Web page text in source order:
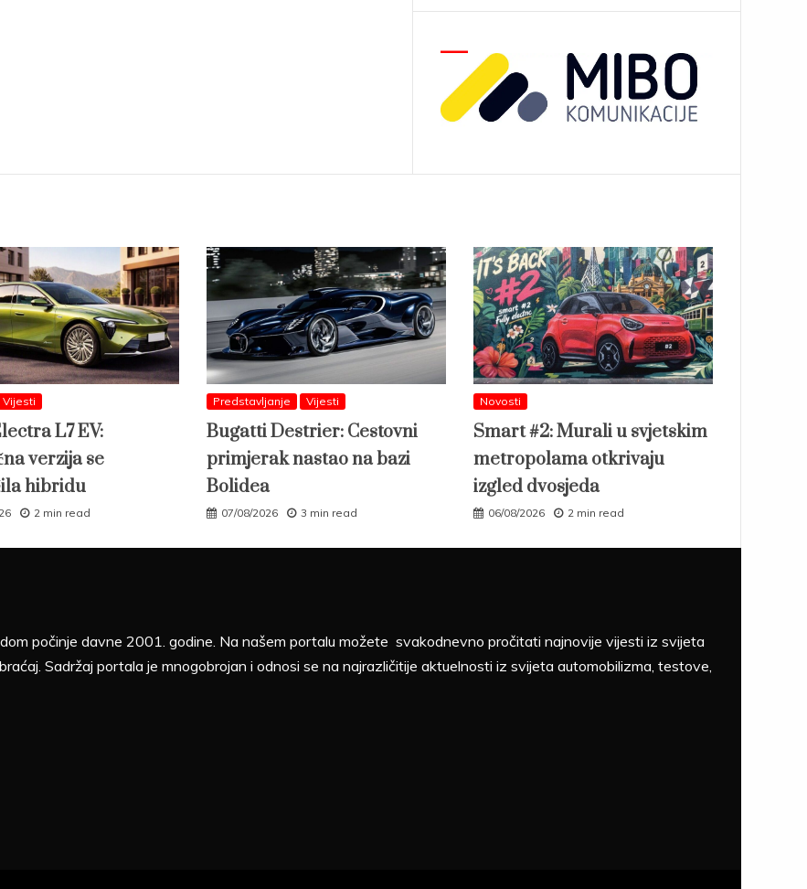
Vijesti
L7 EV:
verzija se
hibridu
2 min read
Predstavljanje Vijesti
Bugatti Destrier: Cestovni
primjerak nastao na bazi
Bolidea
07/08/2026 3 min read
Novosti
Smart #2: Murali u svjetskim
metropolama otkrivaju
izgled dvosjeda
06/08/2026 2 min read
počinje davne 2001. godine. Na našem portalu možete svakodnevno pročitati najnovije vijesti iz svijeta
Sadržaj portala je mnogobrojan i odnosi se na najrazličitije aktuelnosti iz svijeta automobilizma, testove,